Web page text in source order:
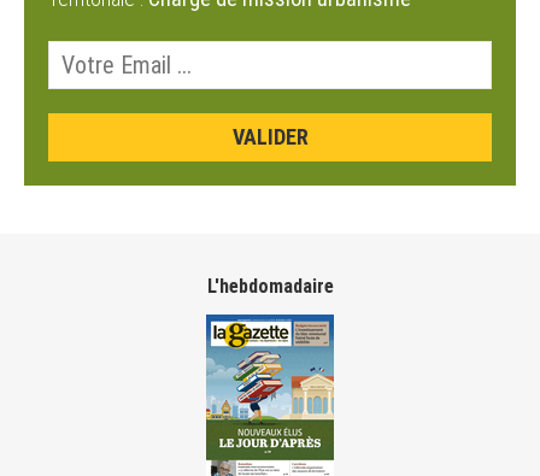
L'hebdomadaire